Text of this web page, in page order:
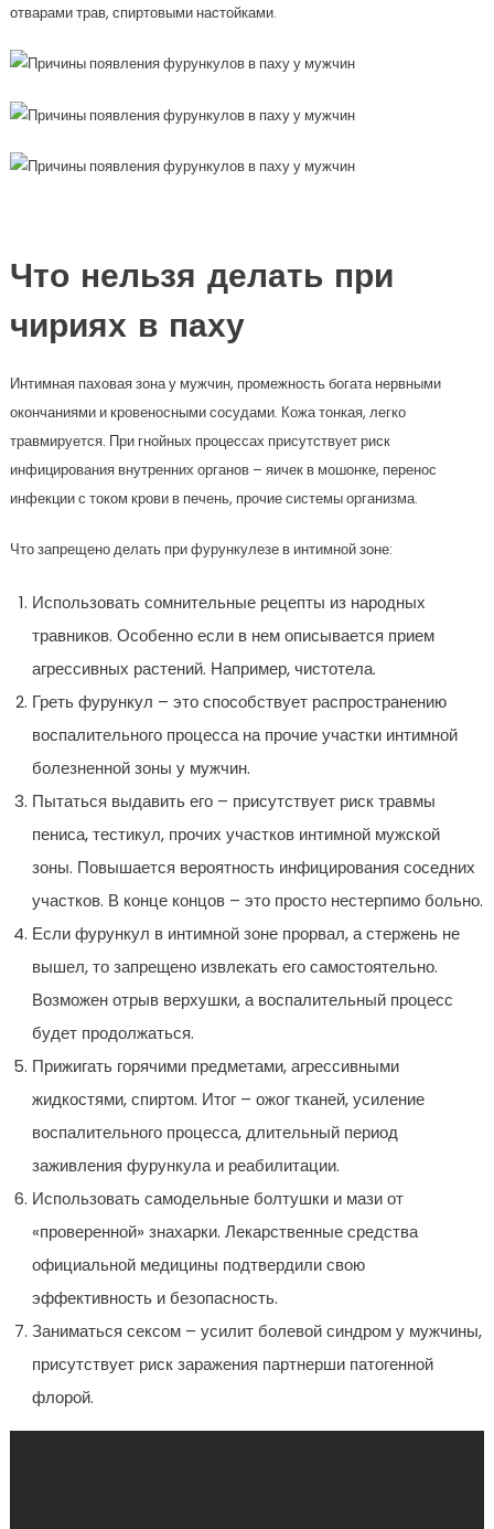
отварами трав, спиртовыми настойками.
Что нельзя делать при
чириях в паху
Интимная паховая зона у мужчин, промежность богата нервными
окончаниями и кровеносными сосудами. Кожа тонкая, легко
травмируется. При гнойных процессах присутствует риск
инфицирования внутренних органов – яичек в мошонке, перенос
инфекции с током крови в печень, прочие системы организма.
Что запрещено делать при фурункулезе в интимной зоне:
Использовать сомнительные рецепты из народных
травников. Особенно если в нем описывается прием
агрессивных растений. Например, чистотела.
Греть фурункул – это способствует распространению
воспалительного процесса на прочие участки интимной
болезненной зоны у мужчин.
Пытаться выдавить его – присутствует риск травмы
пениса, тестикул, прочих участков интимной мужской
зоны. Повышается вероятность инфицирования соседних
участков. В конце концов – это просто нестерпимо больно.
Если фурункул в интимной зоне прорвал, а стержень не
вышел, то запрещено извлекать его самостоятельно.
Возможен отрыв верхушки, а воспалительный процесс
будет продолжаться.
Прижигать горячими предметами, агрессивными
жидкостями, спиртом. Итог – ожог тканей, усиление
воспалительного процесса, длительный период
заживления фурункула и реабилитации.
Использовать самодельные болтушки и мази от
«проверенной» знахарки. Лекарственные средства
официальной медицины подтвердили свою
эффективность и безопасность.
Заниматься сексом – усилит болевой синдром у мужчины,
присутствует риск заражения партнерши патогенной
флорой.